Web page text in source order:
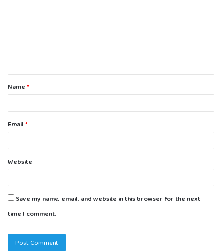
t
*Name *
Email *
Website
Save my name, email, and website in this browser for the next
time I comment.